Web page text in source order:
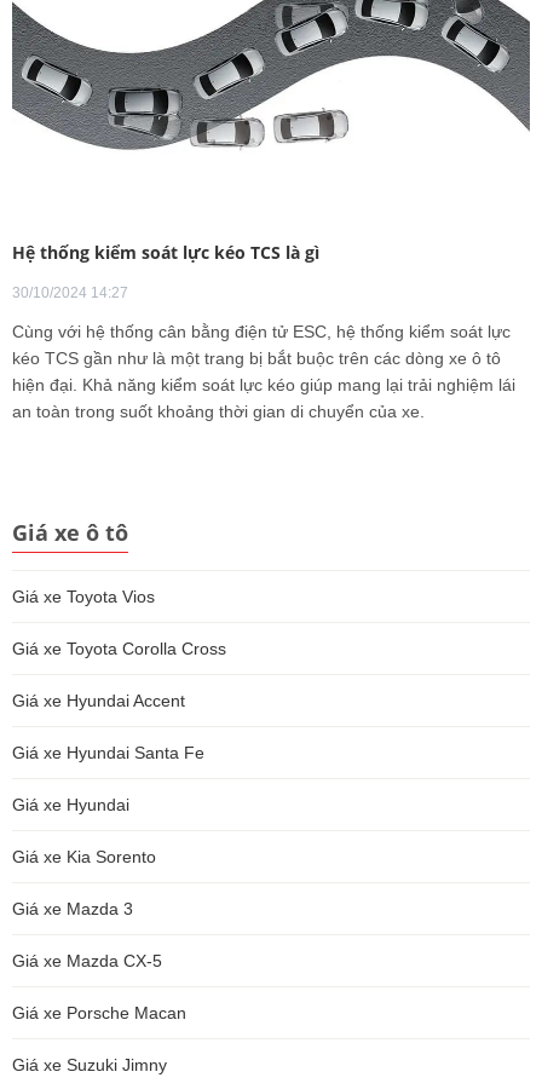
Hệ thống kiểm soát lực kéo TCS là gì
30/10/2024 14:27
Cùng với hệ thống cân bằng điện tử ESC, hệ thống kiểm soát lực
kéo TCS gần như là một trang bị bắt buộc trên các dòng xe ô tô
hiện đại. Khả năng kiểm soát lực kéo giúp mang lại trải nghiệm lái
an toàn trong suốt khoảng thời gian di chuyển của xe.
Giá xe ô tô
Giá xe Toyota Vios
Giá xe Toyota Corolla Cross
Giá xe Hyundai Accent
Giá xe Hyundai Santa Fe
Giá xe Hyundai
Giá xe Kia Sorento
Giá xe Mazda 3
Giá xe Mazda CX-5
Giá xe Porsche Macan
Giá xe Suzuki Jimny